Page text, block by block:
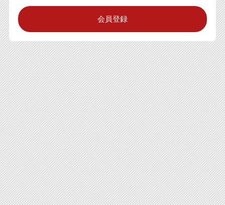
会員登録